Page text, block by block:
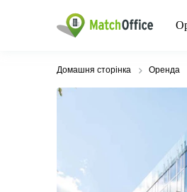
Домашня сторінка Оренда